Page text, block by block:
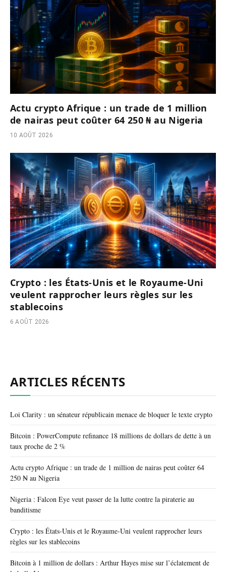
Actu crypto Afrique : un trade de 1 million
de nairas peut coûter 64 250 ₦ au Nigeria
10 AOÛT 2026
Crypto : les États-Unis et le Royaume-Uni
veulent rapprocher leurs règles sur les
stablecoins
6 AOÛT 2026
ARTICLES RÉCENTS
Loi Clarity : un sénateur républicain menace de bloquer le texte crypto
Bitcoin : PowerCompute refinance 18 millions de dollars de dette à un
taux proche de 2 %
Actu crypto Afrique : un trade de 1 million de nairas peut coûter 64
250 ₦ au Nigeria
Nigeria : Falcon Eye veut passer de la lutte contre la piraterie au
banditisme
Crypto : les États-Unis et le Royaume-Uni veulent rapprocher leurs
règles sur les stablecoins
Bitcoin à 1 million de dollars : Arthur Hayes mise sur l’éclatement de